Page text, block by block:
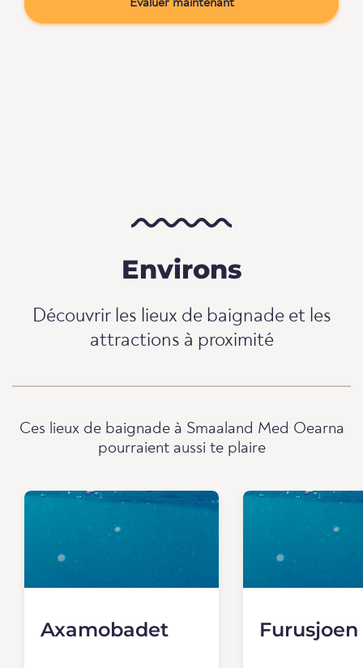
Évaluer maintenant
Environs
Découvrir les lieux de baignade et les
attractions à proximité
Ces lieux de baignade à Smaaland Med Oearna
pourraient aussi te plaire
Axamobadet Furusjoen